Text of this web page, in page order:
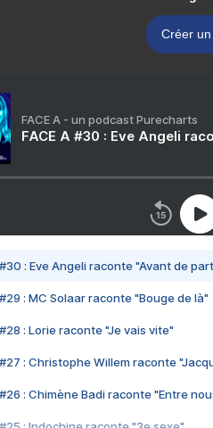
Créer
FACE A - un podcast Purecharts
FACE A #30 : Eve Angeli
#30 : Eve Angeli raconte "Avant de
#29 : MC Solaar raconte "Bouge de là"
#28 : Lorie raconte "Je vais vite"
#27 : Christophe Willem raconte
#26 : Chimène Badi raconte "Entre